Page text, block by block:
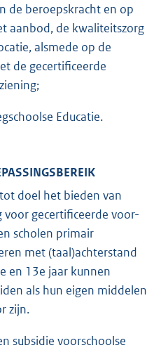
de beroepskracht en op
aanbod, de kwaliteitszorg
alsmede op de
de gecertificeerde
Educatie.
doel het bieden van
gecertificeerde voor-
scholen primair
met (taal)achterstand
en 13e jaar kunnen
als hun eigen middelen
zijn.
subsidie voorschoolse